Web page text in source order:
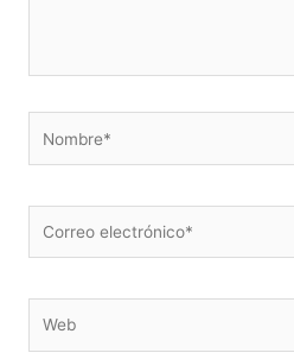
electrónico*